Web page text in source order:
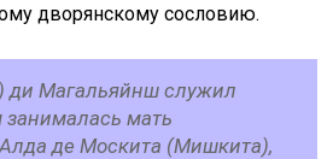
дворянскому сословию.
ди Магальяйнш служил
мать
де Москита (Мишкита),